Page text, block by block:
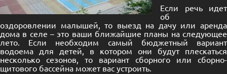
Если речь идет
об
оздоровлении малышей, то выезд на дачу или аренда
дома в селе – это ваши ближайшие планы на следующее
лето. Если необходим самый бюджетный вариант
водоема для детей, в котором они будут плескаться
несколько сезонов, то вариант сборного или сборно-
щитового бассейна может вас устроить.